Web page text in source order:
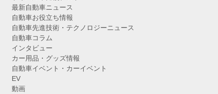
最新自動車ニュース
自動車お役立ち情報
自動車先進技術・テクノロジーニュース
自動車コラム
インタビュー
カー用品・グッズ情報
自動車イベント・カーイベント
EV
動画